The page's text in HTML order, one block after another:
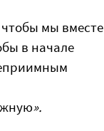
мы вместе
в начале
».